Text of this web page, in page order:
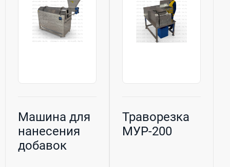
Машина для
нанесения
добавок
Траворезка
МУР-200